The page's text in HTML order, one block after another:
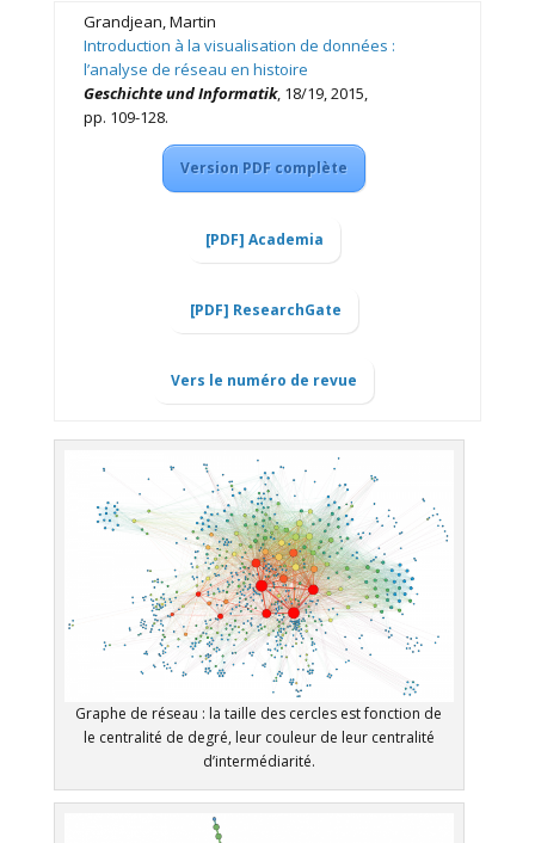
Grandjean, Martin
Introduction à la visualisation de données :
l’analyse de réseau en histoire
Geschichte und Informatik, 18/19, 2015,
pp. 109-128.
Version PDF complète
[PDF] Academia
[PDF] ResearchGate
Vers le numéro de revue
Graphe de réseau : la taille des cercles est fonction de
le centralité de degré, leur couleur de leur centralité
d’intermédiarité.